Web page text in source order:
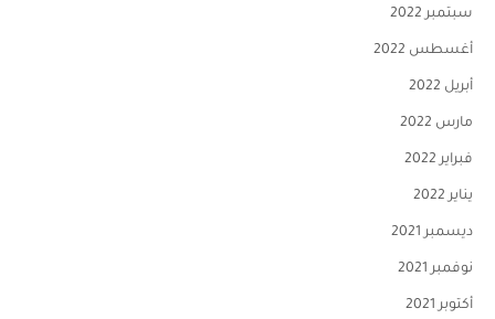
سبتمبر 2022
أغسطس 2022
أبريل 2022
مارس 2022
فبراير 2022
يناير 2022
ديسمبر 2021
نوفمبر 2021
أكتوبر 2021